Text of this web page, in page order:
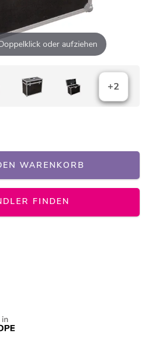
oder aufziehen
+2
WARENKORB
FINDEN